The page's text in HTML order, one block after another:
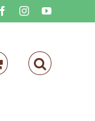
FacebookInstagramYouTube